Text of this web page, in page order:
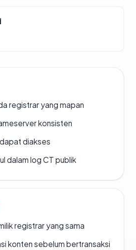
registrar yang mapan
konsisten
diakses
dalam log CT publik
registrar yang sama
konten sebelum bertransaksi